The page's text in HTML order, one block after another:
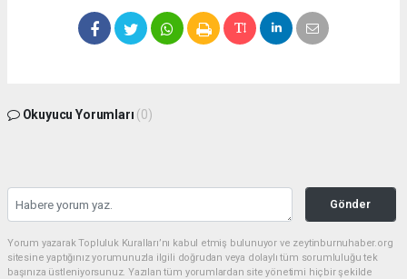
Okuyucu Yorumları (0)
Gönder
Yorum yazarak Topluluk Kuralları’nı kabul etmiş bulunuyor ve zeytinburnuhaber.org
sitesine yaptığınız yorumunuzla ilgili doğrudan veya dolaylı tüm sorumluluğu tek
başınıza üstleniyorsunuz. Yazılan tüm yorumlardan site yönetimi hiçbir şekilde